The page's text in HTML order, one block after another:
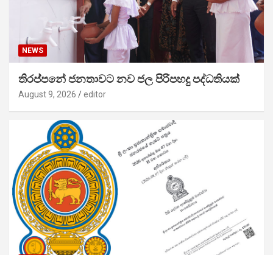
NEWS
තිරප්පනේ ජනතාවට නව ජල පිරිපහදු පද්ධතියක්
August 9, 2026 editor